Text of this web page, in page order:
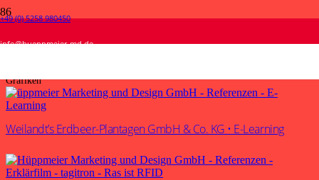
+49 (0) 5258 980450
info@hueppmeier-md.de
Grafiken
Grafiken
Weilandt’s Erdbeer-Plantagen GmbH & Co. KG • E-Learning